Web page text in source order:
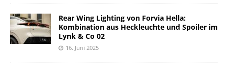
Rear Wing Lighting von Forvia Hella:
Kombination aus Heckleuchte und Spoiler im
Lynk & Co 02
16. Juni 2025